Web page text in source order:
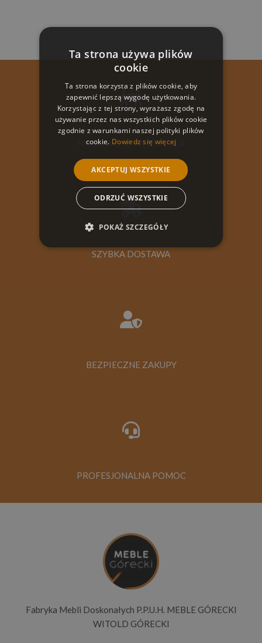
MOŻLIWOŚĆ WNIESIENIA
SZYBKA DOSTAWA
BEZPIECZNE ZAKUPY
PROFESJONALNA POMOC
Fabryka Mebli Doskonałych P.P.U.H. MEBLE GÓRECKI
WITOLD GÓRECKI
Ta strona używa plików
cookie
Ta strona korzysta z plików cookie, aby
zapewnić lepszą wygodę użytkowania.
Korzystając z tej strony, wyrażasz zgodę na
używanie przez nas wszystkich plików cookie
zgodnie z warunkami naszej polityki plików
cookie. Dowiedz się więcej
AKCEPTUJ WSZYSTKIE
ODRZUĆ WSZYSTKIE
POKAŻ SZCZEGÓŁY